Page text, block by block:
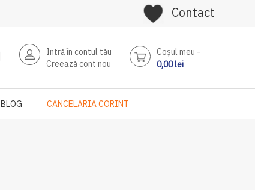
Contact
Intră în contul tău
Creează cont nou
Coşul meu
0,00 lei
BLOG CANCELARIA CORINT